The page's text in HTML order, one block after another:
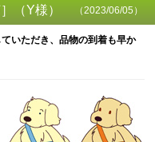
（Y様） （2023/06/05）
いただき、品物の到着も早か